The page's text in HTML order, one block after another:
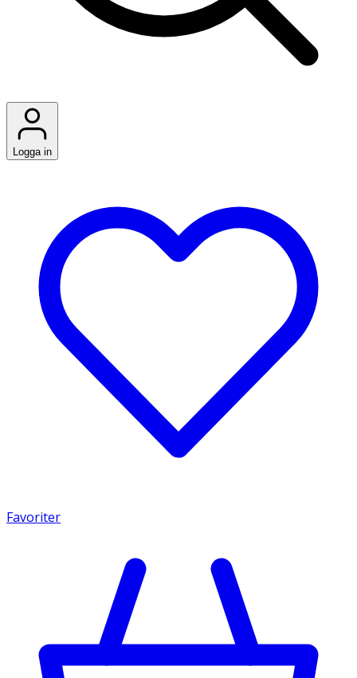
Logga in
Favoriter